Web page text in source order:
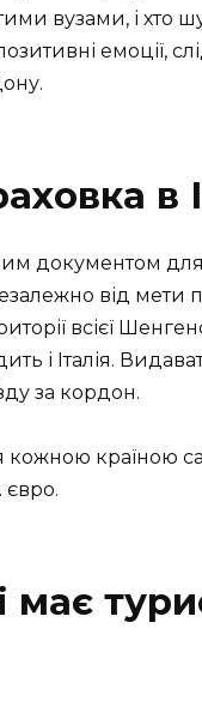
вузами, і хто
емоції,
в
документом
від мети
всієї
і Італія.
за кордон.
країною
євро.
має